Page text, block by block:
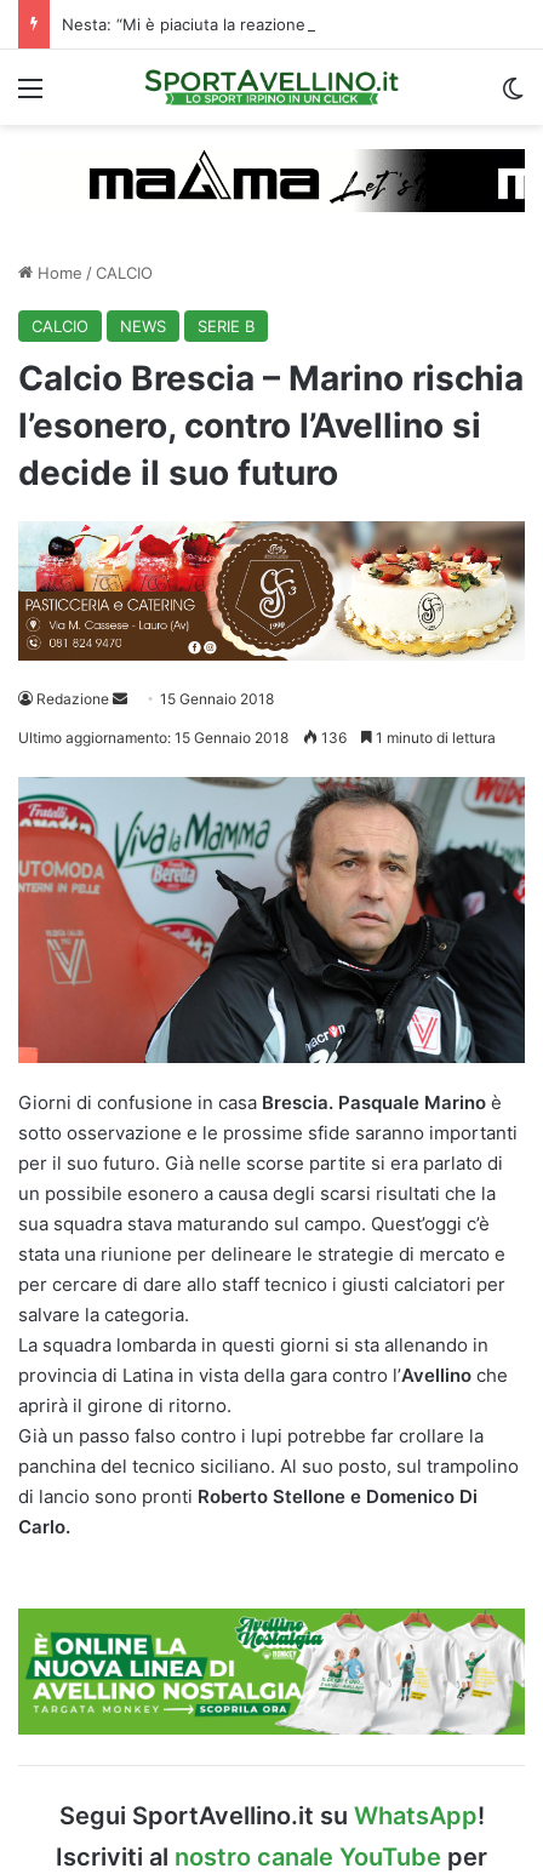
Menu
Home /CALCIO
CALCIO NEWS SERIE B
Calcio Brescia – Marino rischia
l’esonero, contro l’Avellino si
decide il suo futuro
Redazione
Invia 15 Gennaio 2018
Ultimo aggiornamento: 15 Gennaio 2018 136 1 minuto di lettura
Giorni di confusione in casa Brescia. Pasquale Marino è
sotto osservazione e le prossime sfide saranno importanti
per il suo futuro. Già nelle scorse partite si era parlato di
un possibile esonero a causa degli scarsi risultati che la
sua squadra stava maturando sul campo. Quest’oggi c’è
stata una riunione per delineare le strategie di mercato e
per cercare di dare allo staff tecnico i giusti calciatori per
salvare la categoria.
La squadra lombarda in questi giorni si sta allenando in
provincia di Latina in vista della gara contro l’Avellino che
aprirà il girone di ritorno.
Già un passo falso contro i lupi potrebbe far crollare la
panchina del tecnico siciliano. Al suo posto, sul trampolino
di lancio sono pronti Roberto Stellone e Domenico Di
Carlo.
Segui SportAvellino.it su WhatsApp!
Iscriviti al nostro canale YouTube per